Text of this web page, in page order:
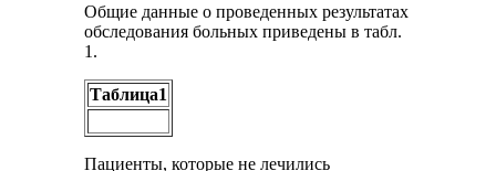
Общие данные о проведенных результатах
обследования больных приведены в табл.
1.
Таблица1
Пациенты, которые не лечились